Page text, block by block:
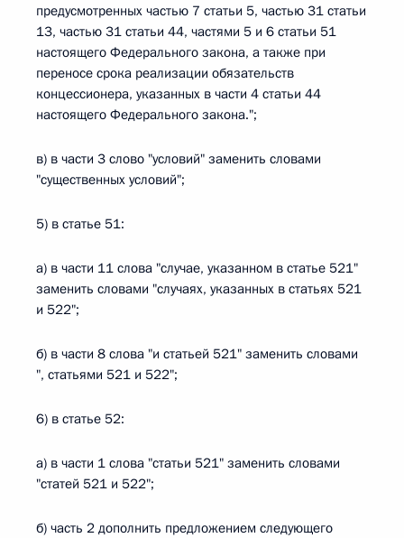
предусмотренных частью 7 статьи 5, частью 31 статьи
13, частью 31 статьи 44, частями 5 и 6 статьи 51
настоящего Федерального закона, а также при
переносе срока реализации обязательств
концессионера, указанных в части 4 статьи 44
настоящего Федерального закона.";
в) в части 3 слово "условий" заменить словами
"существенных условий";
5) в статье 51:
а) в части 11 слова "случае, указанном в статье 521"
заменить словами "случаях, указанных в статьях 521
и 522";
б) в части 8 слова "и статьей 521" заменить словами
", статьями 521 и 522";
6) в статье 52:
а) в части 1 слова "статьи 521" заменить словами
"статей 521 и 522";
б) часть 2 дополнить предложением следующего